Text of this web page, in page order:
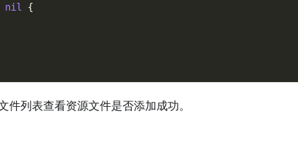
nil
{
件列表查看资源文件是否添加成功。